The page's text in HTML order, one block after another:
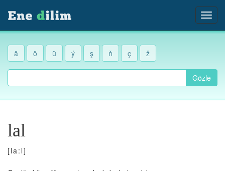
ä ö ü ý ş ň ç ž
Gözle
lal
[la:l]